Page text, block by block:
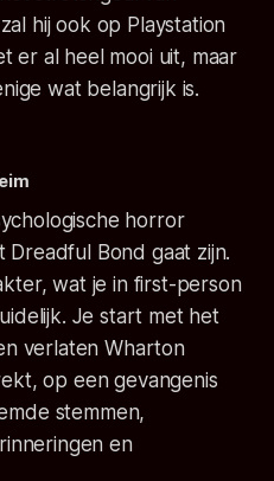
hij ook op Playstation
er al heel mooi uit, maar
wat belangrijk is.
horror
Dreadful Bond gaat zijn.
wat je infirst-person
Je start met het
verlaten Wharton
op een gevangenis
stemmen,
en